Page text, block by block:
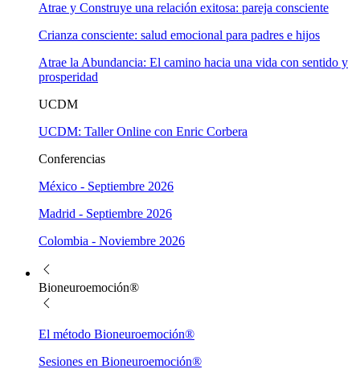
Atrae y Construye una relación exitosa: pareja consciente
Crianza consciente: salud emocional para padres e hijos
Atrae la Abundancia: El camino hacia una vida con sentido y
prosperidad
UCDM
UCDM: Taller Online con Enric Corbera
Conferencias
México - Septiembre 2026
Madrid - Septiembre 2026
Colombia - Noviembre 2026
Bioneuroemoción®
El método Bioneuroemoción®
Sesiones en Bioneuroemoción®